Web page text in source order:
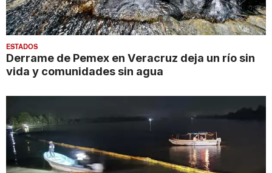
ESTADOS
Derrame de Pemex en Veracruz deja un río sin
vida y comunidades sin agua